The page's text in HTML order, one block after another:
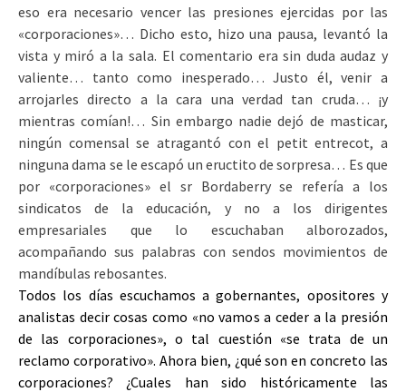
eso era necesario vencer las presiones ejercidas por las
«corporaciones»… Dicho esto, hizo una pausa, levantó la
vista y miró a la sala. El comentario era sin duda audaz y
valiente… tanto como inesperado… Justo él, venir a
arrojarles directo a la cara una verdad tan cruda… ¡y
mientras comían!… Sin embargo nadie dejó de masticar,
ningún comensal se atragantó con el petit entrecot, a
ninguna dama se le escapó un eructito de sorpresa… Es que
por «corporaciones» el sr Bordaberry se refería a los
sindicatos de la educación, y no a los dirigentes
empresariales que lo escuchaban alborozados,
acompañando sus palabras con sendos movimientos de
mandíbulas rebosantes.
Todos los días escuchamos a gobernantes, opositores y
analistas decir cosas como «no vamos a ceder a la presión
de las corporaciones», o tal cuestión «se trata de un
reclamo corporativo». Ahora bien, ¿qué son en concreto las
corporaciones? ¿Cuales han sido históricamente las